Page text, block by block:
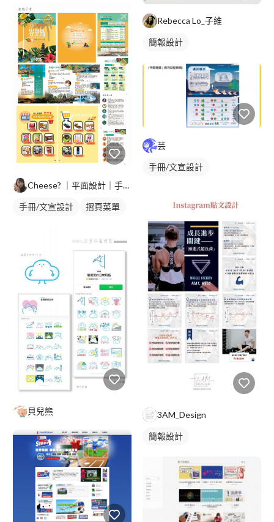
Cheese?️ ｜平面設計｜手繪插畫｜印刷排版｜
手冊/文宣設計 摺頁菜單
貝兒熊
Rebecca Lo_子維
簡報設計
芸
手冊/文宣設計
3AM_Design
簡報設計